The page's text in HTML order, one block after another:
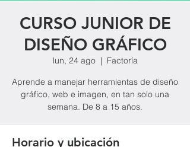
CURSO JUNIOR DE
DISEÑO GRÁFICO
lun, 24 ago
  |
Factoría
Aprende a manejar herramientas de diseño
gráfico, web e imagen, en tan solo una
semana. De 8 a 15 años.
Horario y ubicación